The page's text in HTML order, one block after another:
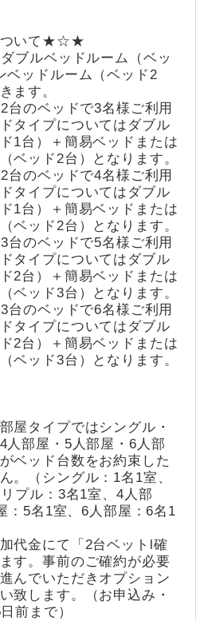
いて★☆★
ブルベッドルーム（ベッ
ベッドルーム（ベッド2
ます。
のベッドで3名様ご利用
タイプについてはダブル
1台）＋簡易ベッドまたは
ベッド2台）となります。
のベッドで4名様ご利用
タイプについてはダブル
1台）＋簡易ベッドまたは
ベッド2台）となります。
のベッドで5名様ご利用
タイプについてはダブル
2台）＋簡易ベッドまたは
ベッド3台）となります。
のベッドで6名様ご利用
タイプについてはダブル
2台）＋簡易ベッドまたは
ベッド3台）となります。
屋タイプではシングル・
人部屋・5人部屋・6人部
ベッド台数をお約束した
。（シングル：1名1室、
プル：3名1室、4人部
：5名1室、6人部屋：6名1
代金にて「2台ベットl確
す。事前のご確約が必要
んでいただきオプション
致します。（お申込み・
前まで）